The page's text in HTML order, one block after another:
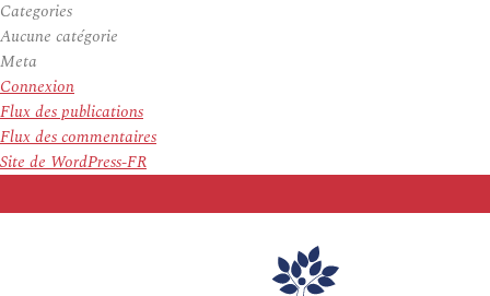
Categories
Aucune catégorie
Meta
Connexion
Flux des publications
Flux des commentaires
Site de WordPress-FR